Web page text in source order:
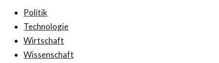
Politik
Technologie
Wirtschaft
Wissenschaft